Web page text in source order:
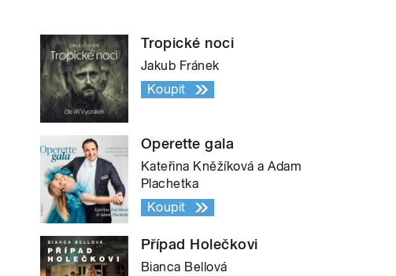
Tropické noci
Jakub Fránek
Koupit
Operette gala
Kateřina Kněžíková a Adam
Plachetka
Koupit
Případ Holečkovi
Bianca Bellová